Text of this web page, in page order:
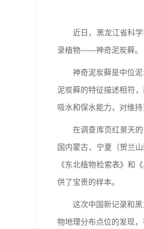
近日，黑龙江省科
录植物——神奇泥炭藓。
神奇泥炭藓是中位
泥炭藓的特征描述相符
吸水和保水能力，对维
在调查库页红景天
国内蒙古、宁夏（贺兰
《东北植物检索表》和
供了宝贵的样本。
这次中国新记录和
物地理分布点位的发现